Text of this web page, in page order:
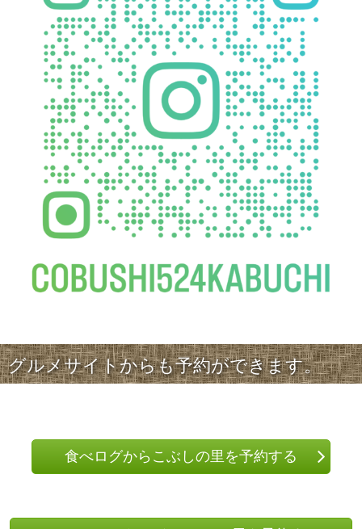
グルメサイトからも予約ができます。
食べログからこぶしの里を予約する